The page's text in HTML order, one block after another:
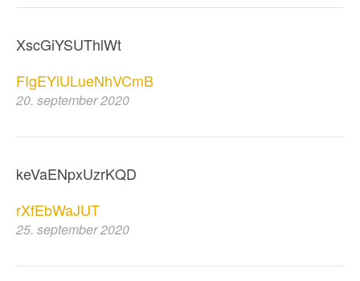
XscGiYSUThlWt
FIgEYiULueNhVCmB
20. september 2020
keVaENpxUzrKQD
rXfEbWaJUT
25. september 2020